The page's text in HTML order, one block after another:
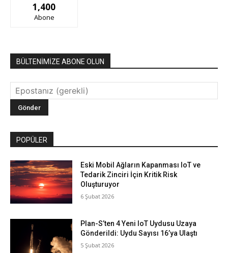
1,400
Abone
BÜLTENİMİZE ABONE OLUN
POPÜLER
Eski Mobil Ağların Kapanması IoT ve
Tedarik Zinciri İçin Kritik Risk
Oluşturuyor
6 Şubat 2026
Plan-S’ten 4 Yeni IoT Uydusu Uzaya
Gönderildi: Uydu Sayısı 16’ya Ulaştı
5 Şubat 2026